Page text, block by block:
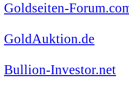
Goldseiten-
GoldAuktion.de
Bullion-Investor.net